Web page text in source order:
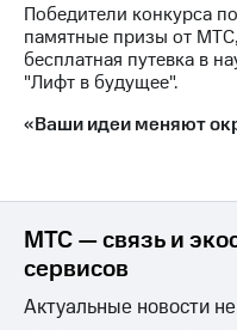
Описание
Уведомление
о
погашении
Другое
Регистратор
Реквизиты
Контакты
развитие
Победители конкурса
памятные призы от
бесплатная путевка в
"Лифт в будущее".
«Ваши идеи меняют
МТС — связь и
сервисов
Актуальные новости